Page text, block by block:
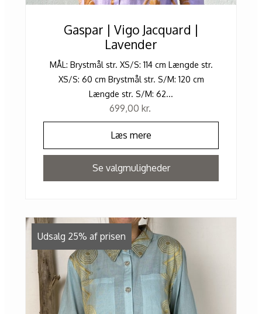
Gaspar | Vigo Jacquard |
Lavender
MÅL: Brystmål str. XS/S: 114 cm Længde str.
XS/S: 60 cm Brystmål str. S/M: 120 cm
Længde str. S/M: 62...
699,00 kr.
Læs mere
Se valgmuligheder
Udsalg 25% af prisen